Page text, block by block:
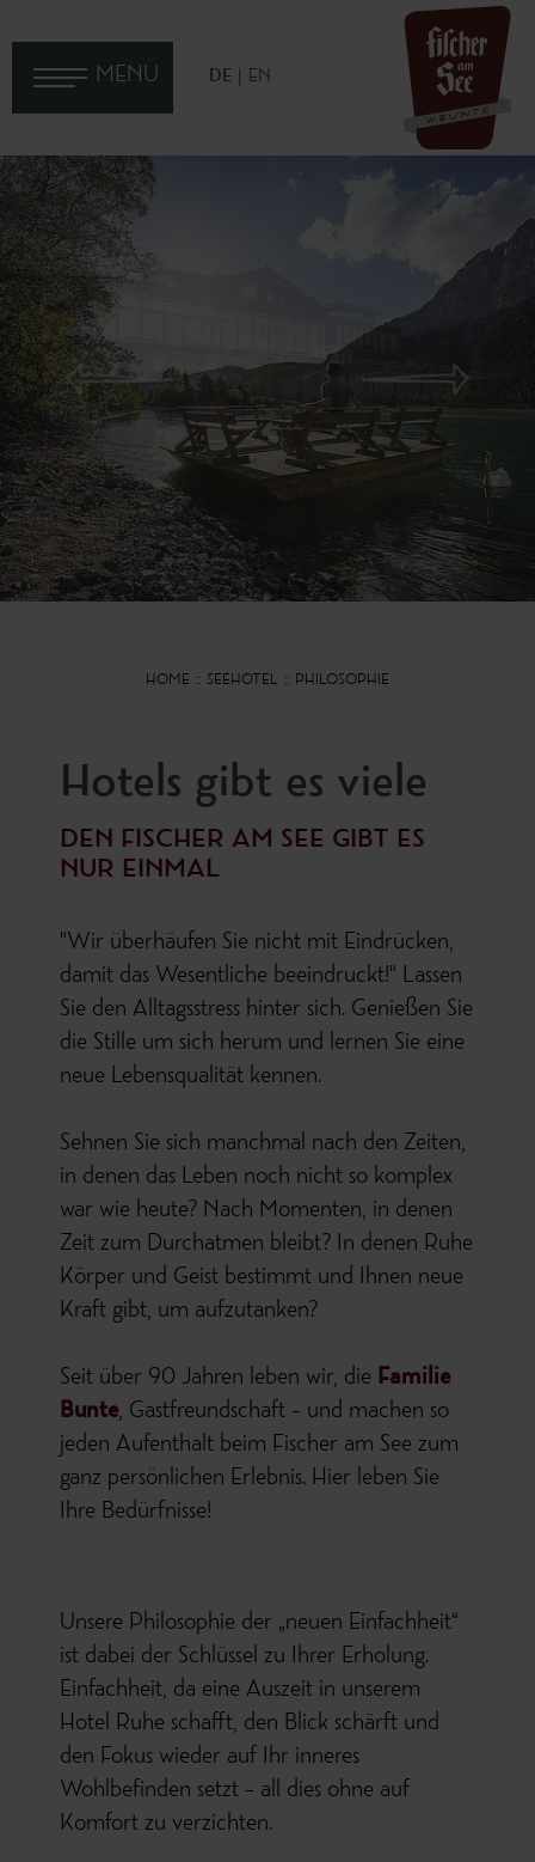
MENÜ DE EN
HOME SEEHOTEL PHILOSOPHIE
Hotels gibt es viele
DEN FISCHER AM SEE GIBT ES
NUR EINMAL
"Wir überhäufen Sie nicht mit Eindrücken,
damit das Wesentliche beeindruckt!" Lassen
Sie den Alltagsstress hinter sich. Genießen Sie
die Stille um sich herum und lernen Sie eine
neue Lebensqualität kennen.
Sehnen Sie sich manchmal nach den Zeiten,
in denen das Leben noch nicht so komplex
war wie heute? Nach Momenten, in denen
Zeit zum Durchatmen bleibt? In denen Ruhe
Körper und Geist bestimmt und Ihnen neue
Kraft gibt, um aufzutanken?
Seit über 90 Jahren leben wir, die Familie
Bunte, Gastfreundschaft – und machen so
jeden Aufenthalt beim Fischer am See zum
ganz persönlichen Erlebnis. Hier leben Sie
Ihre Bedürfnisse!
Unsere Philosophie der „neuen Einfachheit“
ist dabei der Schlüssel zu Ihrer Erholung.
Einfachheit, da eine Auszeit in unserem
Hotel Ruhe schafft, den Blick schärft und
den Fokus wieder auf Ihr inneres
Wohlbefinden setzt – all dies ohne auf
Komfort zu verzichten.